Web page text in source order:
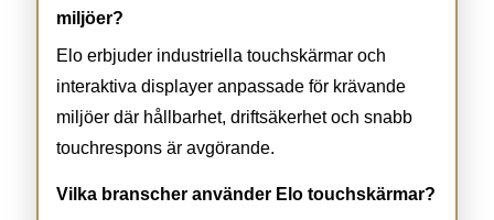
miljöer?
Elo erbjuder industriella touchskärmar och
interaktiva displayer anpassade för krävande
miljöer där hållbarhet, driftsäkerhet och snabb
touchrespons är avgörande.
Vilka branscher använder Elo touchskärmar?